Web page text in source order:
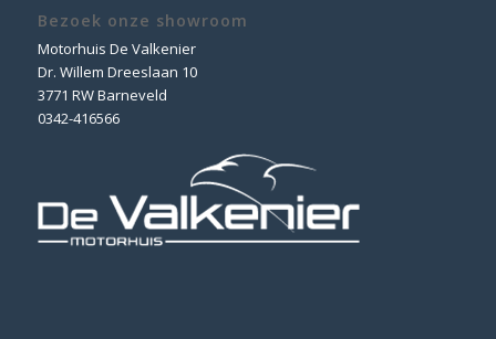
Bezoek onze showroom
Motorhuis De Valkenier
Dr. Willem Dreeslaan 10
3771 RW Barneveld
0342-416566